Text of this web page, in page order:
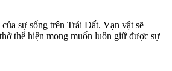
sự sống trên Trái Đất. Vạn vật sẽ
thể hiện mong muốn luôn giữ được sự